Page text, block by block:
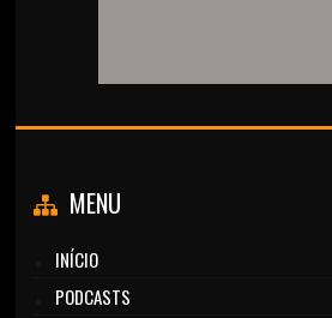
MENU
INÍCIO
PODCASTS